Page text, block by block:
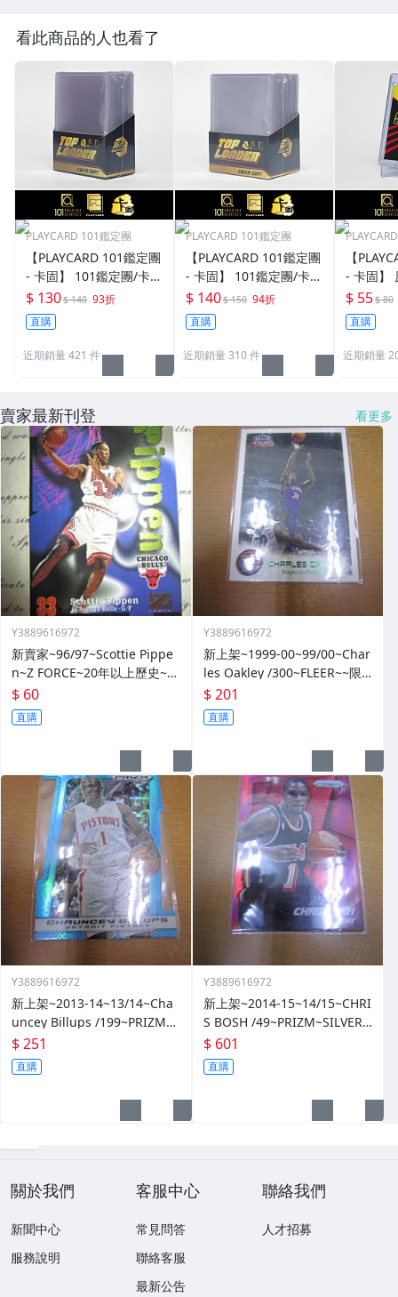
看此商品的人也看了
PLAYCARD 101鑑定團
【PLAYCARD 101鑑定團
- 卡固】 101鑑定團/卡固
原廠原裝 一般卡夾 / 塑
膠殼 尺寸：35pt
$ 130$ 140 93折
直購
近期銷量 421 件
PLAYCARD 101鑑定團
【PLAYCARD 101鑑定團
- 卡固】 101鑑定團/卡固
原廠原裝 一般卡夾 / 塑
膠殼 尺寸：55pt
$ 140$ 150 94折
直購
近期銷量 310 件
【
- 卡固】
卡夾 /
pt /
$ 55$ 80
直購
近期銷量
賣家最新刊登 看更多
Y3889616972
新賣家~96/97~Scottie Pippe
n~Z FORCE~20年以上歷史~無
限量~
$ 60
直購
Y3889616972
新上架~1999-00~99/00~Char
les Oakley /300~FLEER~~限
量/300~1060114-1
$ 201
直購
Y3889616972
新上架~2013-14~13/14~Cha
uncey Billups /199~PRIZM~S
ILVER~藍亮~限量/199~10601
14-1
$ 251
直購
Y3889616972
新上架~2014-15~14/15~CHRI
S BOSH /49~PRIZM~SILVER~
紅亮~低限量/49~1060114-1
$ 601
直購
關於我們
新聞中心
服務說明
客服中心
常見問答
聯絡客服
最新公告
聯絡我們
人才招募